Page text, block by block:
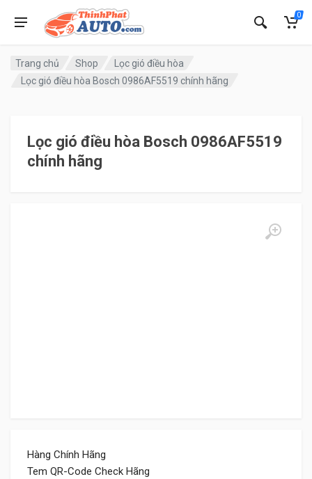
0
Trang chủ Shop
Lọc gió điều hòa
Lọc gió điều hòa Bosch 0986AF5519 chính hãng
Lọc gió điều hòa Bosch 0986AF5519
chính hãng
Hàng Chính Hãng
Tem QR-Code Check Hãng